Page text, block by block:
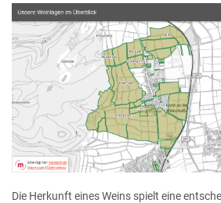
Die Herkunft eines Weins spielt eine